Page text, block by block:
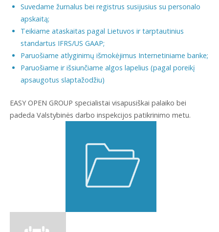
Suvedame žurnalus bei registrus susijusius su personalo
apskaitą;
Teikiame ataskaitas pagal Lietuvos ir tarptautinius
standartus IFRS/US GAAP;
Paruošiame atlyginimų išmokėjimus Internetiniame banke;
Paruošiame ir išsiunčiame algos lapelius (pagal poreikį
apsaugotus slaptažodžiu)
EASY OPEN GROUP specialistai visapusiškai palaiko bei
padeda Valstybinės darbo inspekcijos patikrinimo metu.